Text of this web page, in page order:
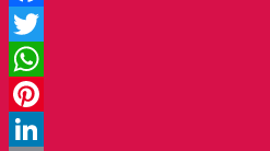
Facebook
Twitter
WhatsApp
Pinterest